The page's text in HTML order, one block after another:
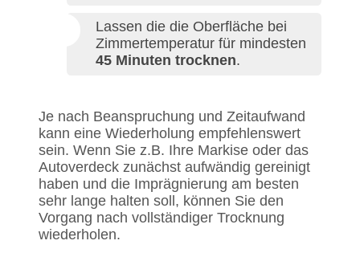
Lassen die die Oberfläche bei
Zimmertemperatur für mindesten
45 Minuten trocknen.
Je nach Beanspruchung und Zeitaufwand
kann eine Wiederholung empfehlenswert
sein. Wenn Sie z.B. Ihre Markise oder das
Autoverdeck zunächst aufwändig gereinigt
haben und die Imprägnierung am besten
sehr lange halten soll, können Sie den
Vorgang nach vollständiger Trocknung
wiederholen.